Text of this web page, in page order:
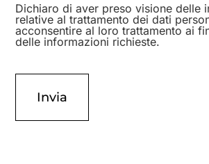
Dichiaro di aver preso visione delle
relative al trattamento dei dati
acconsentire al loro trattamento ai
delle informazioni richieste.